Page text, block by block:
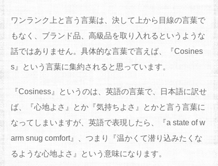
ワンランク上と言う言葉は、決して上から目線の言葉で
もなく、ブランド品、高級品を取り入れるというような
話ではありません。具体的な言葉で言えば、『Cosines
s』という言葉に集約されると思っています。
『Cosiness』というのは、英語の言葉で、日本語に訳せ
ば、『心地よさ』とか『気持ちよさ』とかと言う言葉に
なってしまいますが、英語で表現したら、『a state of w
arm snug comfort』、つまり『温かくて潜り込みたくな
るような心地よさ』という意味になります。